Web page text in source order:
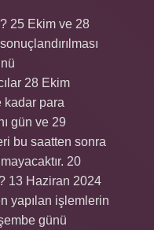
25 Ekim ve 28
28 Ekim
kadar para
gün ve 29
bu saatten sonra
20
13 Haziran 2024
yapılan işlemlerin
günü